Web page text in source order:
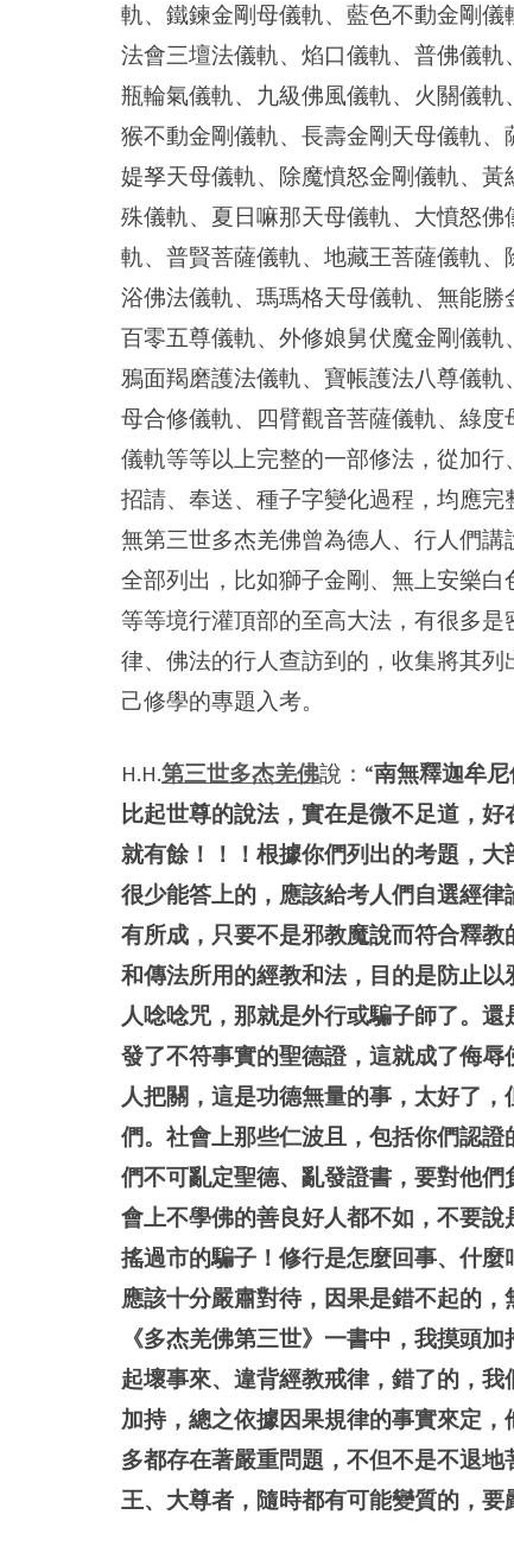
軌、鐵鍊金剛母儀軌、藍色不動金剛
法會三壇法儀軌、焰口儀軌、普佛儀
瓶輪氣儀軌、九級佛風儀軌、火關儀
猴不動金剛儀軌、長壽金剛天母儀軌
媞孥天母儀軌、除魔憤怒金剛儀軌、
殊儀軌、夏日嘛那天母儀軌、大憤怒
軌、普賢菩薩儀軌、地藏王菩薩儀軌
浴佛法儀軌、瑪瑪格天母儀軌、無能
百零五尊儀軌、外修娘舅伏魔金剛儀
鴉面羯磨護法儀軌、寶帳護法八尊儀
母合修儀軌、四臂觀音菩薩儀軌、綠
儀軌等等以上完整的一部修法，從加
招請、奉送、種子字變化過程，均應
無第三世多杰羌佛曾為德人、行人們
全部列出，比如獅子金剛、無上安樂
等等境行灌頂部的至高大法，有很多
律、佛法的行人查訪到的，收集將其
己修學的專題入考。
H.H.第三世多杰羌佛說：“南無釋迦牟
比起世尊的說法，實在是微不足道，
就有餘！！！根據你們列出的考題，
很少能答上的，應該給考人們自選經
有所成，只要不是邪教魔說而符合釋
和傳法所用的經教和法，目的是防止
人唸唸咒，那就是外行或騙子師了。
發了不符事實的聖德證，這就成了侮
人把關，這是功德無量的事，太好了
們。社會上那些仁波且，包括你們認
們不可亂定聖德、亂發證書，要對他
會上不學佛的善良好人都不如，不要
搖過市的騙子！修行是怎麼回事、什
應該十分嚴肅對待，因果是錯不起的
《多杰羌佛第三世》一書中，我摸頭
起壞事來、違背經教戒律，錯了的，
加持，總之依據因果規律的事實來定
多都存在著嚴重問題，不但不是不退
王、大尊者，隨時都有可能變質的，要